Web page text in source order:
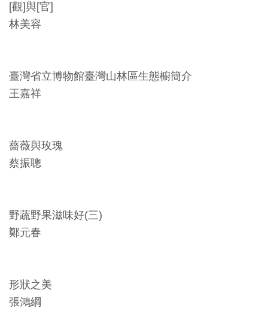
宣
告
料
開
告
權
聲
回
首
[觀]與[官]
林美容
臺灣省立博物館臺灣山林區生態櫥簡介
王嘉祥
薔薇與玫瑰
蔡振聰
野蔬野果滋味好(三)
鄭元春
形狀之美
張鴻綱